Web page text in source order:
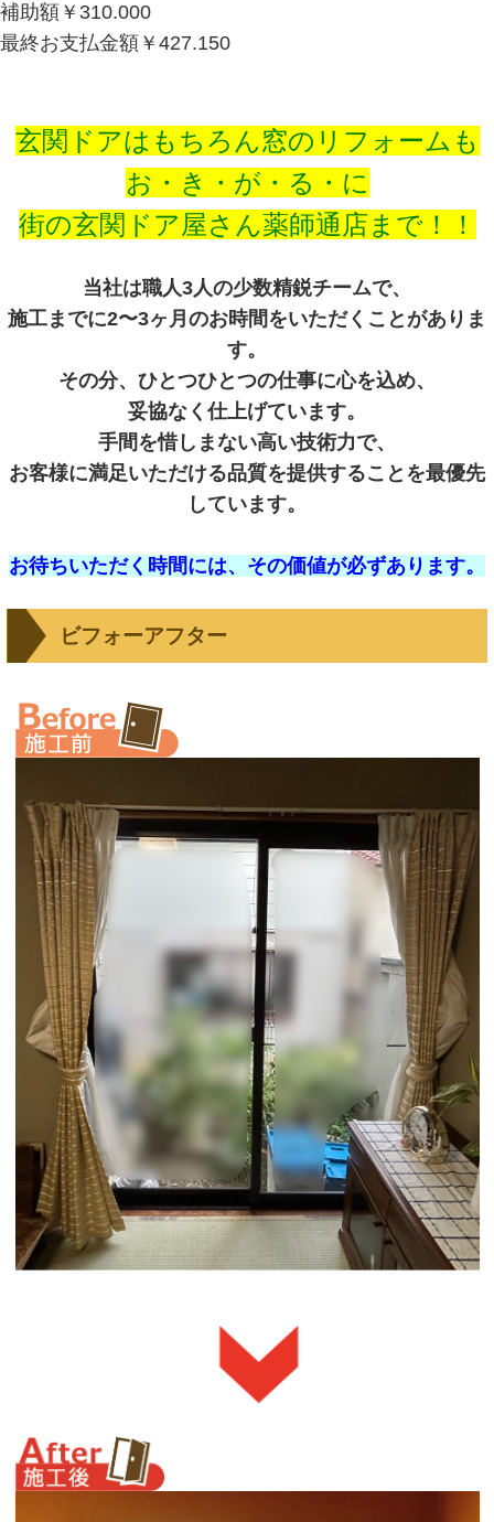
補助額￥310.000
最終お支払金額￥427.150
玄関ドアはもちろん窓のリフォームも
お・き・が・る・に
街の玄関ドア屋さん薬師通店まで！！
当社は職人3人の少数精鋭チームで、
施工までに2〜3ヶ月のお時間をいただくことがありま
す。
その分、ひとつひとつの仕事に心を込め、
妥協なく仕上げています。
手間を惜しまない高い技術力で、
お客様に満足いただける品質を提供することを最優先
しています。
お待ちいただく時間には、その価値が必ずあります。
ビフォーアフター